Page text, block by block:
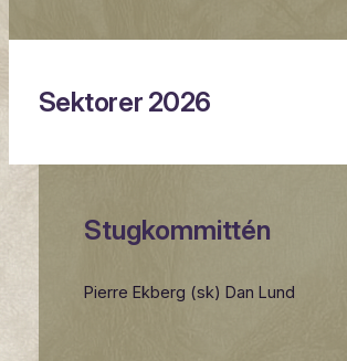
Sektorer 2026
Stugkommittén
Pierre Ekberg (sk) Dan Lund